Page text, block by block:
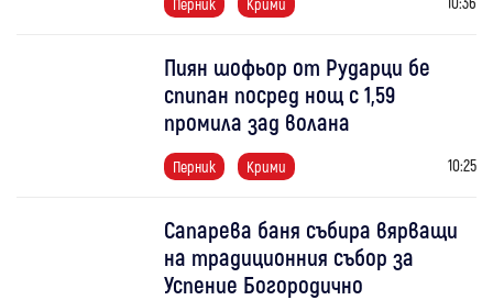
Перник Крими
Пиян шофьор от Рударци бе
спипан посред нощ с 1,59
промила зад волана
Перник Крими 10:25
Сапарева баня събира вярващи
на традиционния събор за
Успение Богородично